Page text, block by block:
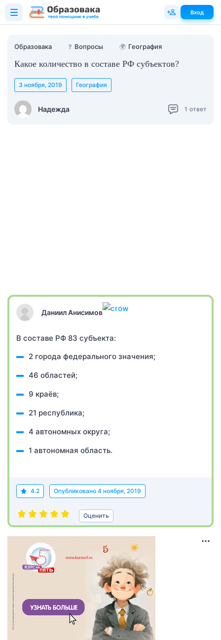
Образовака ❓ Вопросы 🌍 География
Какое количество в составе РФ субъектов?
Надежда
3 ноября, 2019 География
1 ответ
Даниил Анисимов
В составе РФ 83 субъекта:
2 города федерального значения;
46 областей;
9 краёв;
21 республика;
4 автономных округа;
1 автономная область.
4.2 Опубликовано 4 ноября, 2019
Оценить
Вход